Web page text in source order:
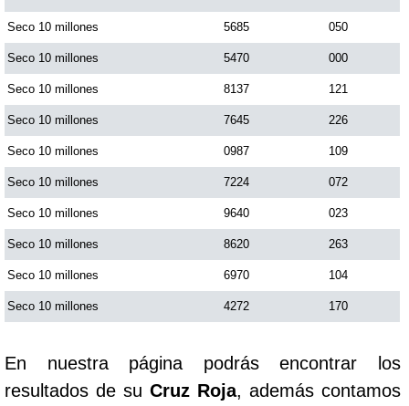
Seco 10 millones 5685 050
Seco 10 millones 5470 000
Seco 10 millones 8137 121
Seco 10 millones 7645 226
Seco 10 millones 0987 109
Seco 10 millones 7224 072
Seco 10 millones 9640 023
Seco 10 millones 8620 263
Seco 10 millones 6970 104
Seco 10 millones 4272 170
En nuestra página podrás encontrar los
resultados de su Cruz Roja, además contamos